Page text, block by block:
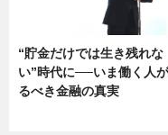
“貯金だけでは生き残れな
い”時代に──いま働く人
るべき金融の真実